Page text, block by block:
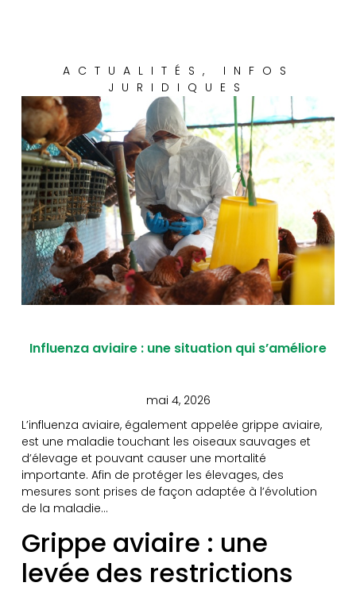
ACTUALITÉS , INFOS
JURIDIQUES
Influenza aviaire : une situation qui s’améliore
mai 4, 2026
L’influenza aviaire, également appelée grippe aviaire,
est une maladie touchant les oiseaux sauvages et
d’élevage et pouvant causer une mortalité
importante. Afin de protéger les élevages, des
mesures sont prises de façon adaptée à l’évolution
de la maladie…
Grippe aviaire : une
levée des restrictions